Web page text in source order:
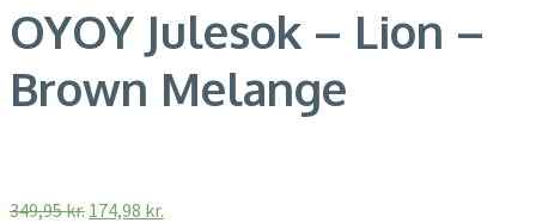
OYOY Julesok – Lion –
Brown Melange
349,95kr. Den
174,98 kr.